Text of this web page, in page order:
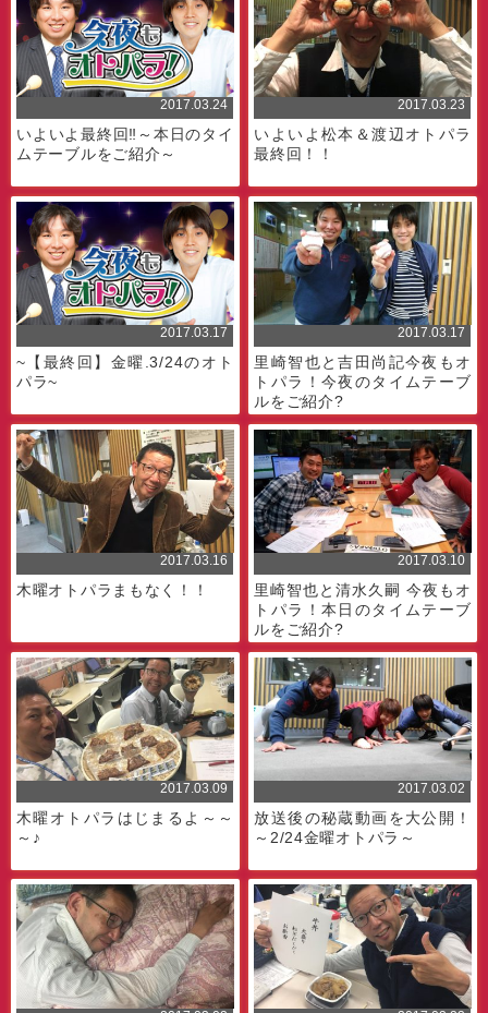
2017.03.24
いよいよ最終回‼～本日のタイ
ムテーブルをご紹介～
2017.03.23
いよいよ松本＆渡辺オトパラ
最終回！！
2017.03.17
~【最終回】金曜.3/24のオト
パラ~
2017.03.17
里崎智也と吉田尚記今夜もオ
トパラ！今夜のタイムテーブ
ルをご紹介?
2017.03.16
木曜オトパラまもなく！！
2017.03.10
里崎智也と清水久嗣 今夜もオ
トパラ！本日のタイムテーブ
ルをご紹介?
2017.03.09
木曜オトパラはじまるよ～～
～♪
2017.03.02
放送後の秘蔵動画を大公開！
～2/24金曜オトパラ～